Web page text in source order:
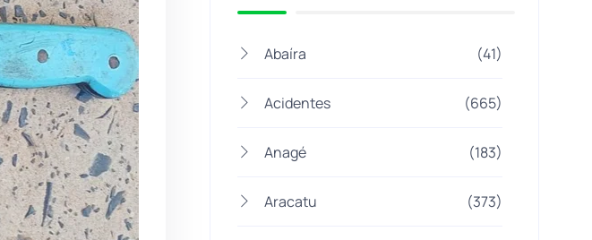
Abaíra (41)
Acidentes (665)
Anagé (183)
Aracatu (373)